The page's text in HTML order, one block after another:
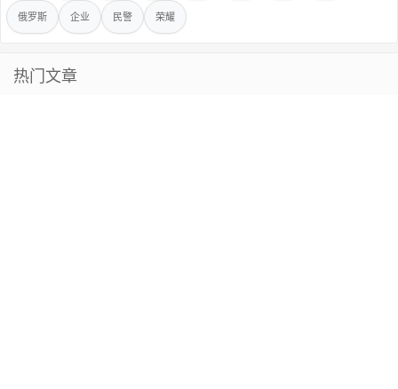
俄罗斯 企业 民警 荣耀
热门文章